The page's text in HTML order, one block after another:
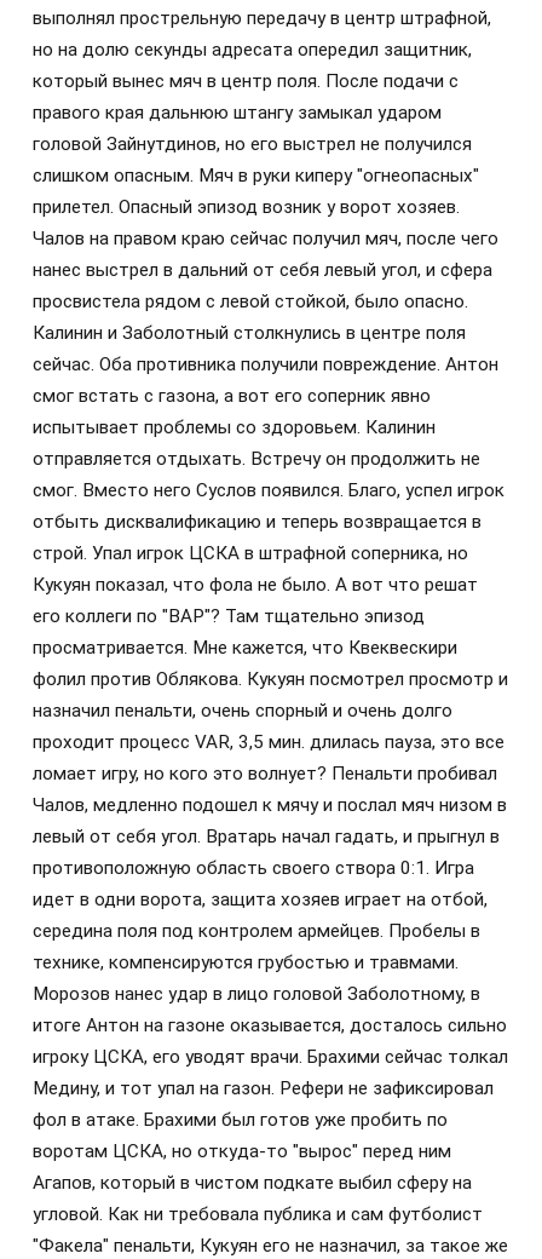
выполнял прострельную передачу в центр штрафной,
но на долю секунды адресата опередил защитник,
который вынес мяч в центр поля.​ После подачи с
правого края дальнюю штангу замыкал ударом
головой Зайнутдинов, но его выстрел не получился
слишком опасным. Мяч в руки киперу "огнеопасных"
прилетел. Опасный эпизод возник у ворот хозяев.
Чалов на правом краю сейчас получил мяч, после чего
нанес выстрел в дальний от себя левый угол, и сфера
просвистела рядом с левой стойкой, было опасно.
Калинин и Заболотный столкнулись в центре поля
сейчас. Оба противника получили повреждение. Антон
смог встать с газона, а вот его соперник явно
испытывает проблемы со здоровьем. Калинин
отправляется отдыхать. Встречу он продолжить не
смог. Вместо него Суслов появился. Благо, успел игрок
отбыть дисквалификацию и теперь возвращается в
строй.​ Упал игрок ЦСКА в штрафной соперника, но
Кукуян показал, что фола не было. А вот что решат
его коллеги по "ВАР"? Там тщательно эпизод
просматривается. Мне кажется, что Квеквескири
фолил против Облякова. ​Кукуян посмотрел просмотр и
назначил пенальти, очень спорный и очень долго
проходит процесс VAR, 3,5 мин. длилась пауза, это все
ломает игру, но кого это волнует? Пенальти пробивал
Чалов, медленно подошел к мячу и послал мяч низом в
левый от себя угол. Вратарь начал гадать, и прыгнул в
противоположную область своего створа 0:1. Игра
идет в одни ворота, защита хозяев играет на отбой,
середина поля под контролем армейцев. Пробелы в
технике, компенсируются грубостью и травмами.
Морозов нанес удар в лицо головой Заболотному, в
итоге Антон на газоне оказывается, досталось сильно
игроку ЦСКА, его уводят врачи. Брахими сейчас толкал
Медину, и тот упал на газон. Рефери не зафиксировал
фол в атаке. Брахими был готов уже пробить по
воротам ЦСКА, но откуда-то "вырос" перед ним
Агапов, который в чистом подкате выбил сферу на
угловой. Как ни требовала публика и сам футболист
"Факела" пенальти, Кукуян его не назначил, за такое же